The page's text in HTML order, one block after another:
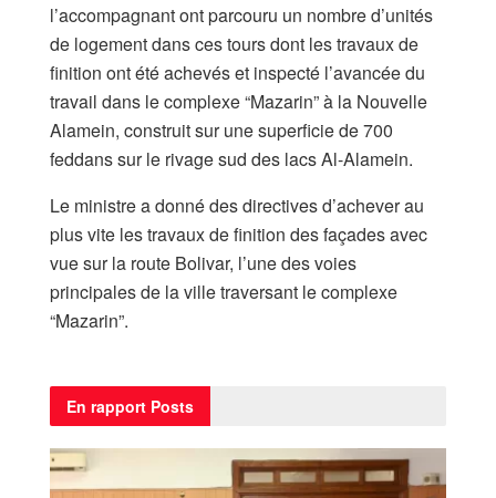
l’accompagnant ont parcouru un nombre d’unités
de logement dans ces tours dont les travaux de
finition ont été achevés et inspecté l’avancée du
travail dans le complexe “Mazarin” à la Nouvelle
Alamein, construit sur une superficie de 700
feddans sur le rivage sud des lacs Al-Alamein.
Le ministre a donné des directives d’achever au
plus vite les travaux de finition des façades avec
vue sur la route Bolivar, l’une des voies
principales de la ville traversant le complexe
“Mazarin”.
En rapport Posts